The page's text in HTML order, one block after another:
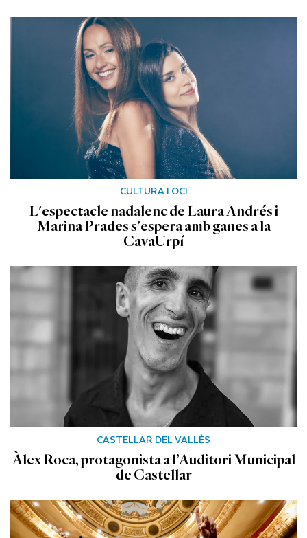
CULTURA I OCI
L'espectacle nadalenc de Laura Andrés i
Marina Prades s'espera amb ganes a la
CavaUrpí
CASTELLAR DEL VALLÈS
Àlex Roca, protagonista a l’Auditori Municipal
de Castellar